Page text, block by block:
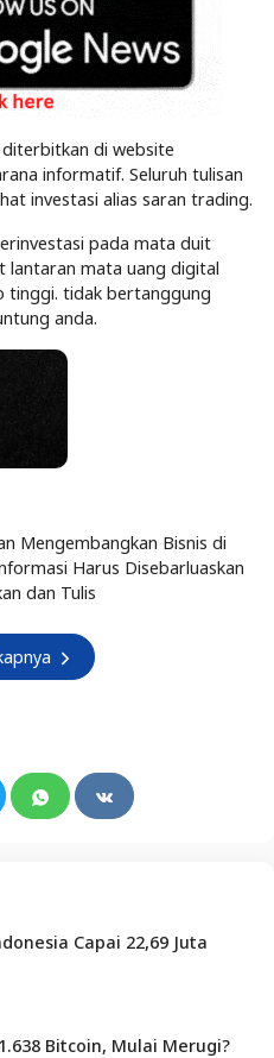
diterbitkan di website
informatif. Seluruh tulisan
investasi alias saran trading.
pada mata duit
lantaran mata uang digital
tinggi. tidak bertanggung
anda.
Mengembangkan Bisnis di
Harus Disebarluaskan
dan Tulis
Capai 22,69 Juta
Bitcoin, Mulai Merugi?